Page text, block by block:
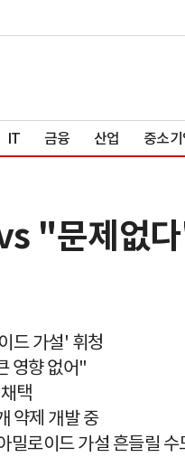
IT 금융 산업 중소
"문제없
드 가설' 휘청
영향 없어"
택
약제 개발 중
밀로이드 가설 흔들릴 수